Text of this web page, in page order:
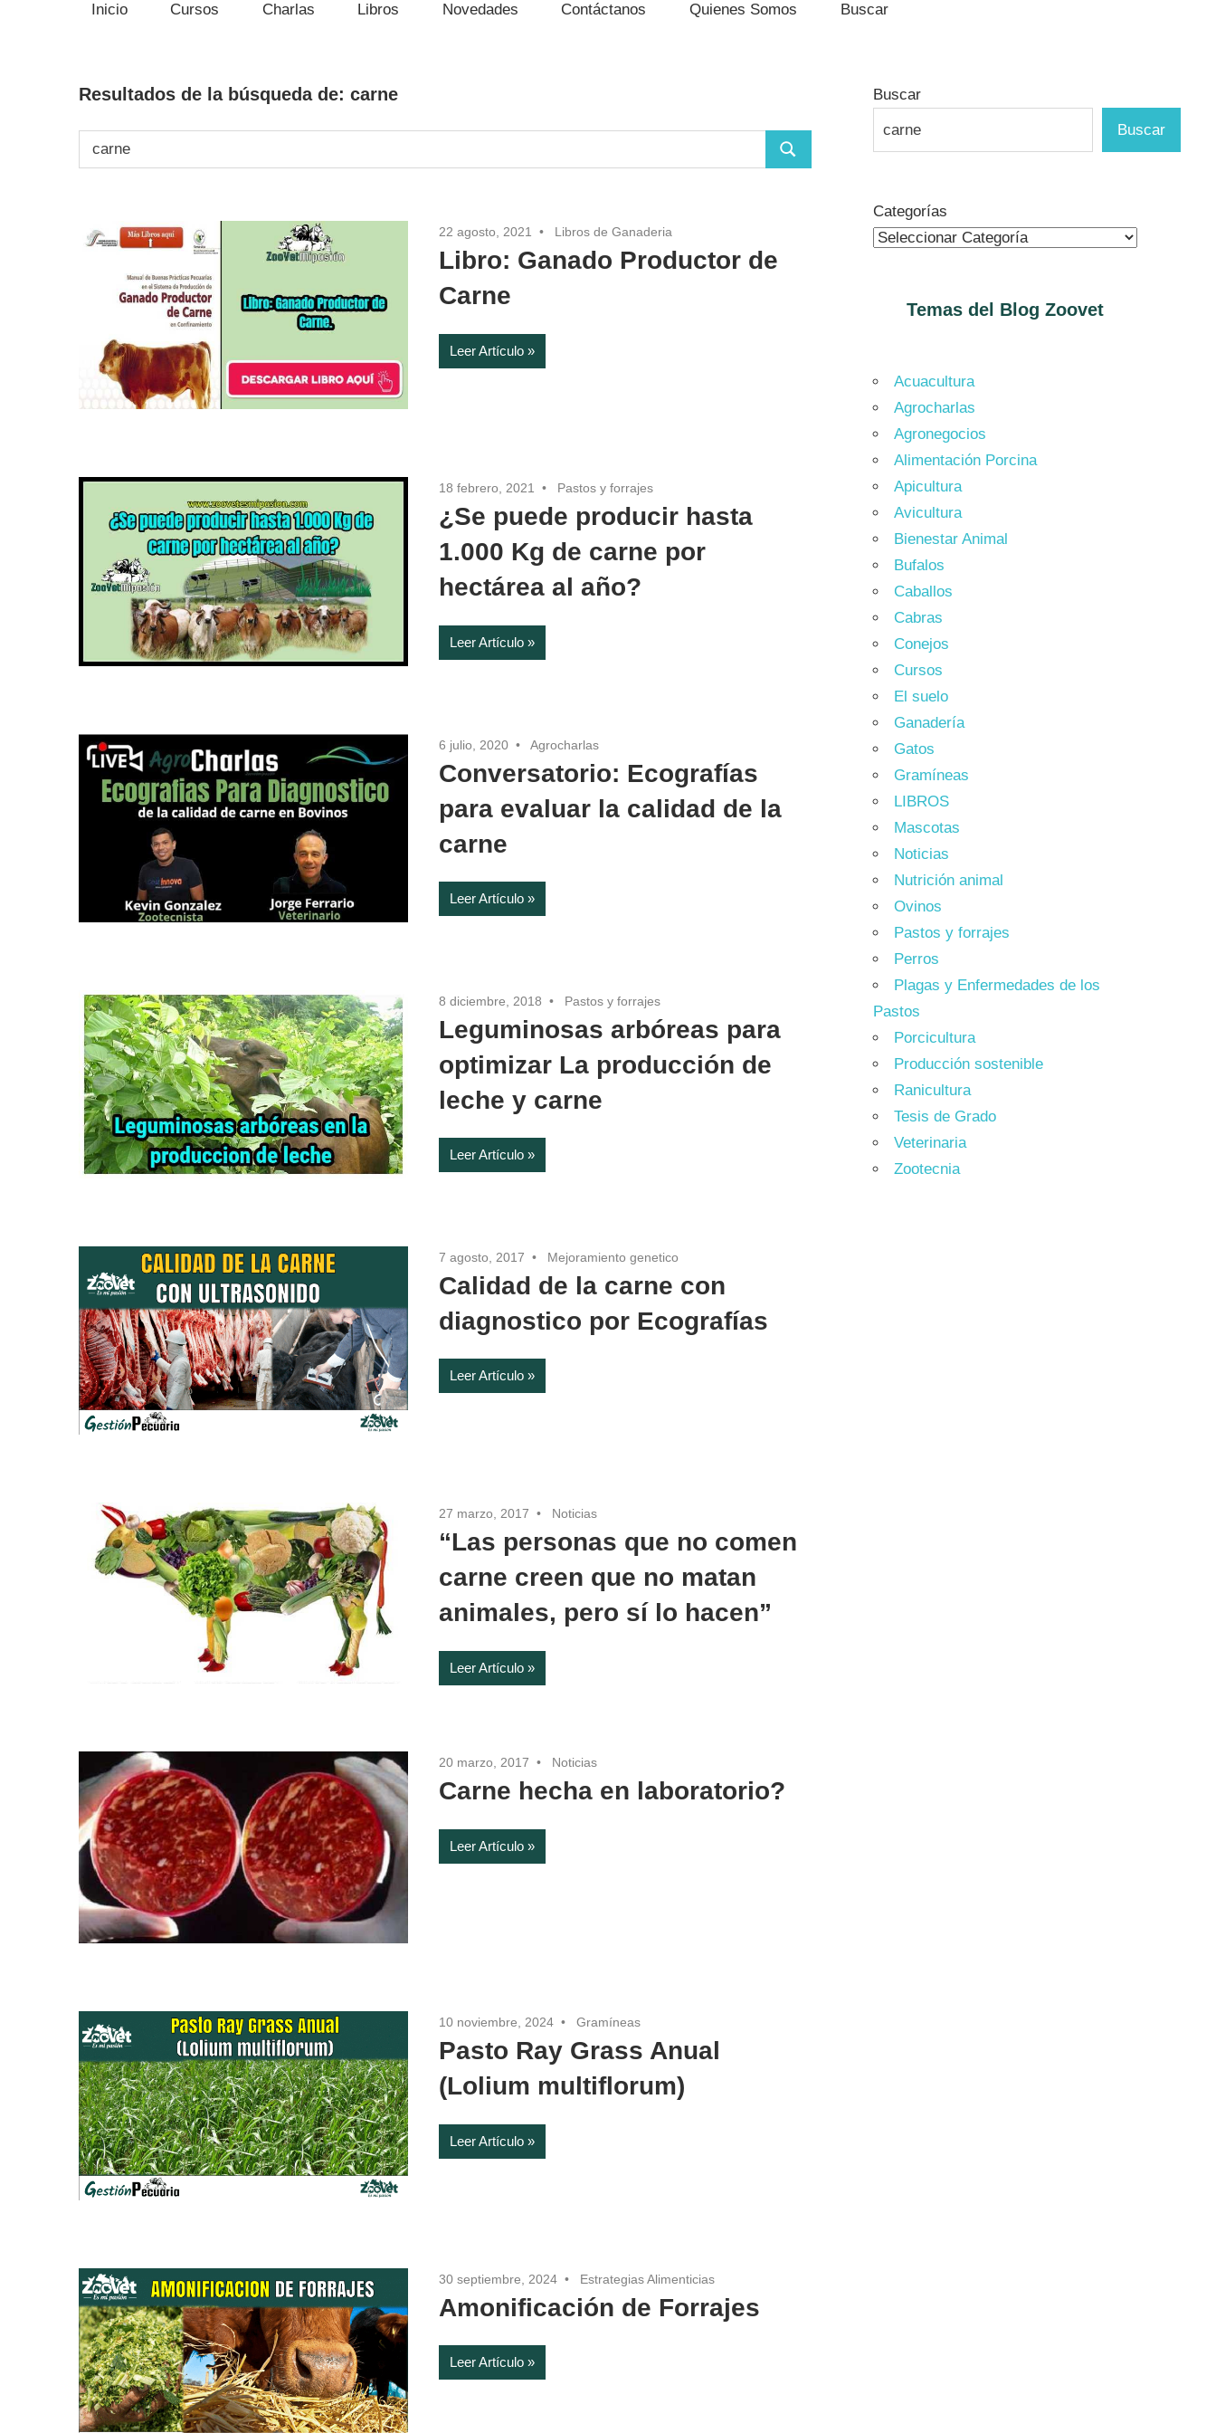
Inicio Cursos Charlas Libros Novedades Contáctanos Quienes Somos Buscar
Resultados de la búsqueda de: carne
Buscar:
Buscar
22 agosto, 2021 Libros de Ganaderia
Libro: Ganado Productor de
Carne
Leer Artículo
18 febrero, 2021 Pastos y forrajes
¿Se puede producir hasta
1.000 Kg de carne por
hectárea al año?
Leer Artículo
6 julio, 2020 Agrocharlas
Conversatorio: Ecografías
para evaluar la calidad de la
carne
Leer Artículo
8 diciembre, 2018 Pastos y forrajes
Leguminosas arbóreas para
optimizar La producción de
leche y carne
Leer Artículo
7 agosto, 2017 Mejoramiento genetico
Calidad de la carne con
diagnostico por Ecografías
Leer Artículo
27 marzo, 2017 Noticias
“Las personas que no comen
carne creen que no matan
animales, pero sí lo hacen”
Leer Artículo
20 marzo, 2017 Noticias
Carne hecha en laboratorio?
Leer Artículo
10 noviembre, 2024 Gramíneas
Pasto Ray Grass Anual
(Lolium multiflorum)
Leer Artículo
30 septiembre, 2024 Estrategias Alimenticias
Amonificación de Forrajes
Leer Artículo
Buscar
Buscar
Categorías
Temas del Blog Zoovet
Acuacultura
Agrocharlas
Agronegocios
Alimentación Porcina
Apicultura
Avicultura
Bienestar Animal
Bufalos
Caballos
Cabras
Conejos
Cursos
El suelo
Ganadería
Gatos
Gramíneas
LIBROS
Mascotas
Noticias
Nutrición animal
Ovinos
Pastos y forrajes
Perros
Plagas y Enfermedades de los
Pastos
Porcicultura
Producción sostenible
Ranicultura
Tesis de Grado
Veterinaria
Zootecnia